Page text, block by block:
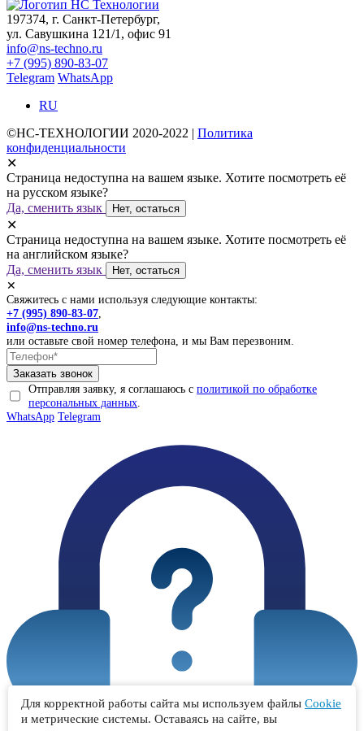
197374, г. Санкт-Петербург,
ул. Савушкина 121/1, офис 91
info@ns-techno.ru
+7 (995) 890-83-07
Telegram WhatsApp
RU
©НС-ТЕХНОЛОГИИ 2020-2022 | Политика
конфиденциальности
Для корректной работы сайта мы используем файлы Cookie
и метрические системы. Оставаясь на сайте, вы
✕
Страница недоступна на вашем языке. Хотите посмотреть её
на русском языке?
Да, сменить язык
Нет, остаться
✕
Страница недоступна на вашем языке. Хотите посмотреть её
на английском языке?
Да, сменить язык
Нет, остаться
✕
Свяжитесь с нами используя следующие контакты:
+7 (995) 890-83-07
info@ns-techno.ru
или оставьте свой номер телефона, и мы Вам перезвоним.
Отправляя заявку, я соглашаюсь сполитикой по обработке
персональных данных
WhatsApp Telegram